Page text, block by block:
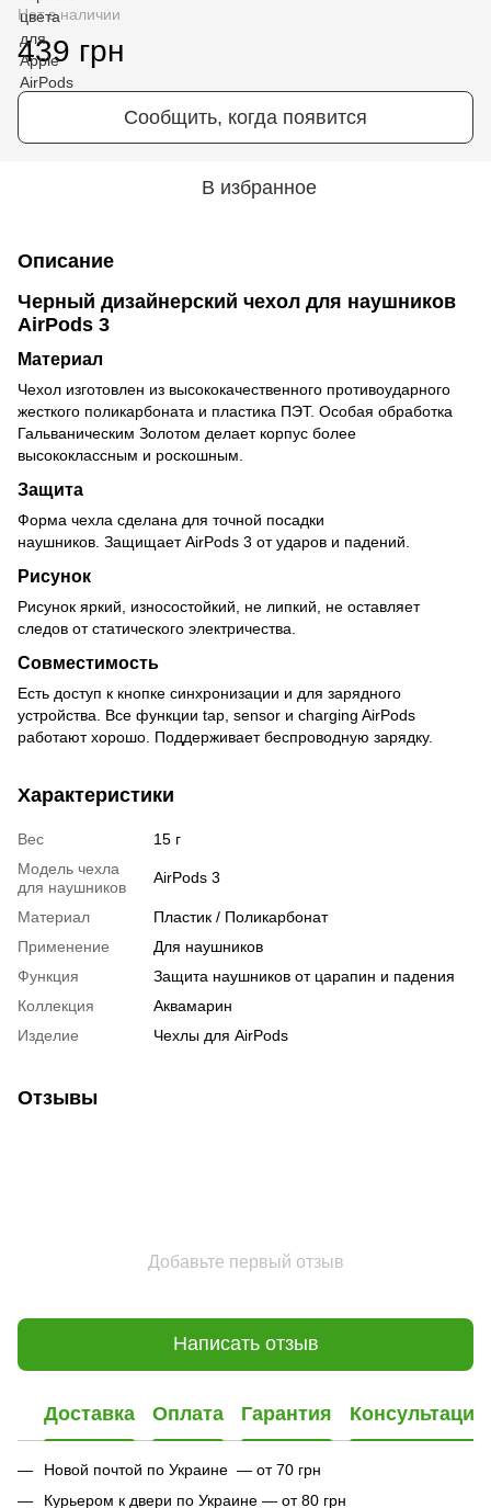
Нет в наличии
439 грн
Сообщить, когда появится
В избранное
Описание
Черный дизайнерский чехол для наушников
AirPods 3
Материал
Чехол изготовлен из высококачественного противоударного
жесткого поликарбоната и пластика ПЭТ. Особая обработка
Гальваническим Золотом делает корпус более
высококлассным и роскошным.
Защита
Форма чехла сделана для точной посадки
наушников. Защищает AirPods 3 от ударов и падений.
Рисунок
Рисунок яркий, износостойкий, не липкий, не оставляет
следов от статического электричества.
Совместимость
Есть доступ к кнопке синхронизации и для зарядного
устройства. Все функции tap, sensor и charging AirPods
работают хорошо. Поддерживает беспроводную зарядку.
Характеристики
Вес
15 г
Модель чехла
для наушников
AirPods 3
Материал
Пластик / Поликарбонат
Применение
Для наушников
Функция
Защита наушников от царапин и падения
Коллекция
Аквамарин
Изделие
Чехлы для AirPods
Отзывы
Добавьте первый отзыв
Написать отзыв
Доставка Оплата Гарантия Консультация
Новой почтой по Украине — от 70 грн
Курьером к двери по Украине — от 80 грн